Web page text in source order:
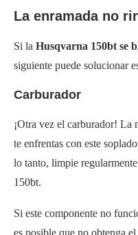
La enramada no
Si la Husqvarna 150bt se
siguiente puede solucionar
Carburador
¡Otra vez el carburador! La
te enfrentas con este
lo tanto, limpie
150bt.
Si este componente no